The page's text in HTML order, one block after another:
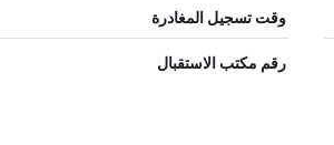
وقت تسجيل المغادرة
رقم مكتب الاستقبال